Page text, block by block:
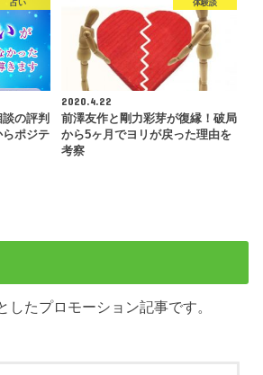
占い
の評判
らポジテ
体験談
2020.4.22
前澤友作と剛力彩芽が復縁！破局
から5ヶ月でヨリが戻った理由を
考察
したプロモーション記事です。